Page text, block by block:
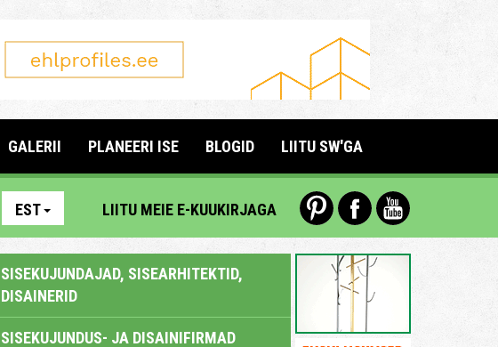
GALERII PLANEERI ISE BLOGID LIITU SW'GA
EST LIITU MEIE E-KUUKIRJAGA
SISEKUJUNDAJAD, SISEARHITEKTID,
DISAINERID
SISEKUJUNDUS- JA DISAINIFIRMAD